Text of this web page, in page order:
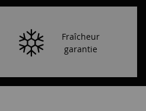
Fraîcheur
garantie